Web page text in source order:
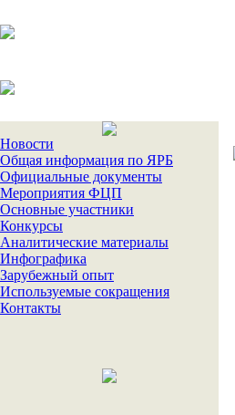
Новости
Общая информация по ЯРБ
Официальные документы
Мероприятия ФЦП
Основные участники
Конкурсы
Аналитические материалы
Инфографика
Зарубежный опыт
Используемые сокращения
Контакты